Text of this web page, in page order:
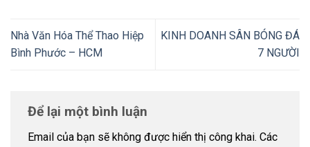
Nhà Văn Hóa Thể Thao Hiệp
Bình Phước – HCM
KINH DOANH SÂN BÓNG ĐÁ
7 NGƯỜI
Để lại một bình luận
Email của bạn sẽ không được hiển thị công khai. Các